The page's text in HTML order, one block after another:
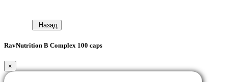
Назад
RavNutrition B Complex 100 caps
×